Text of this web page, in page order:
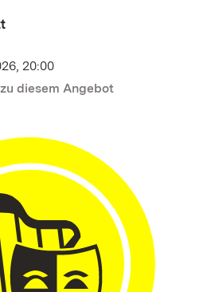
20:00
diesem Angebot